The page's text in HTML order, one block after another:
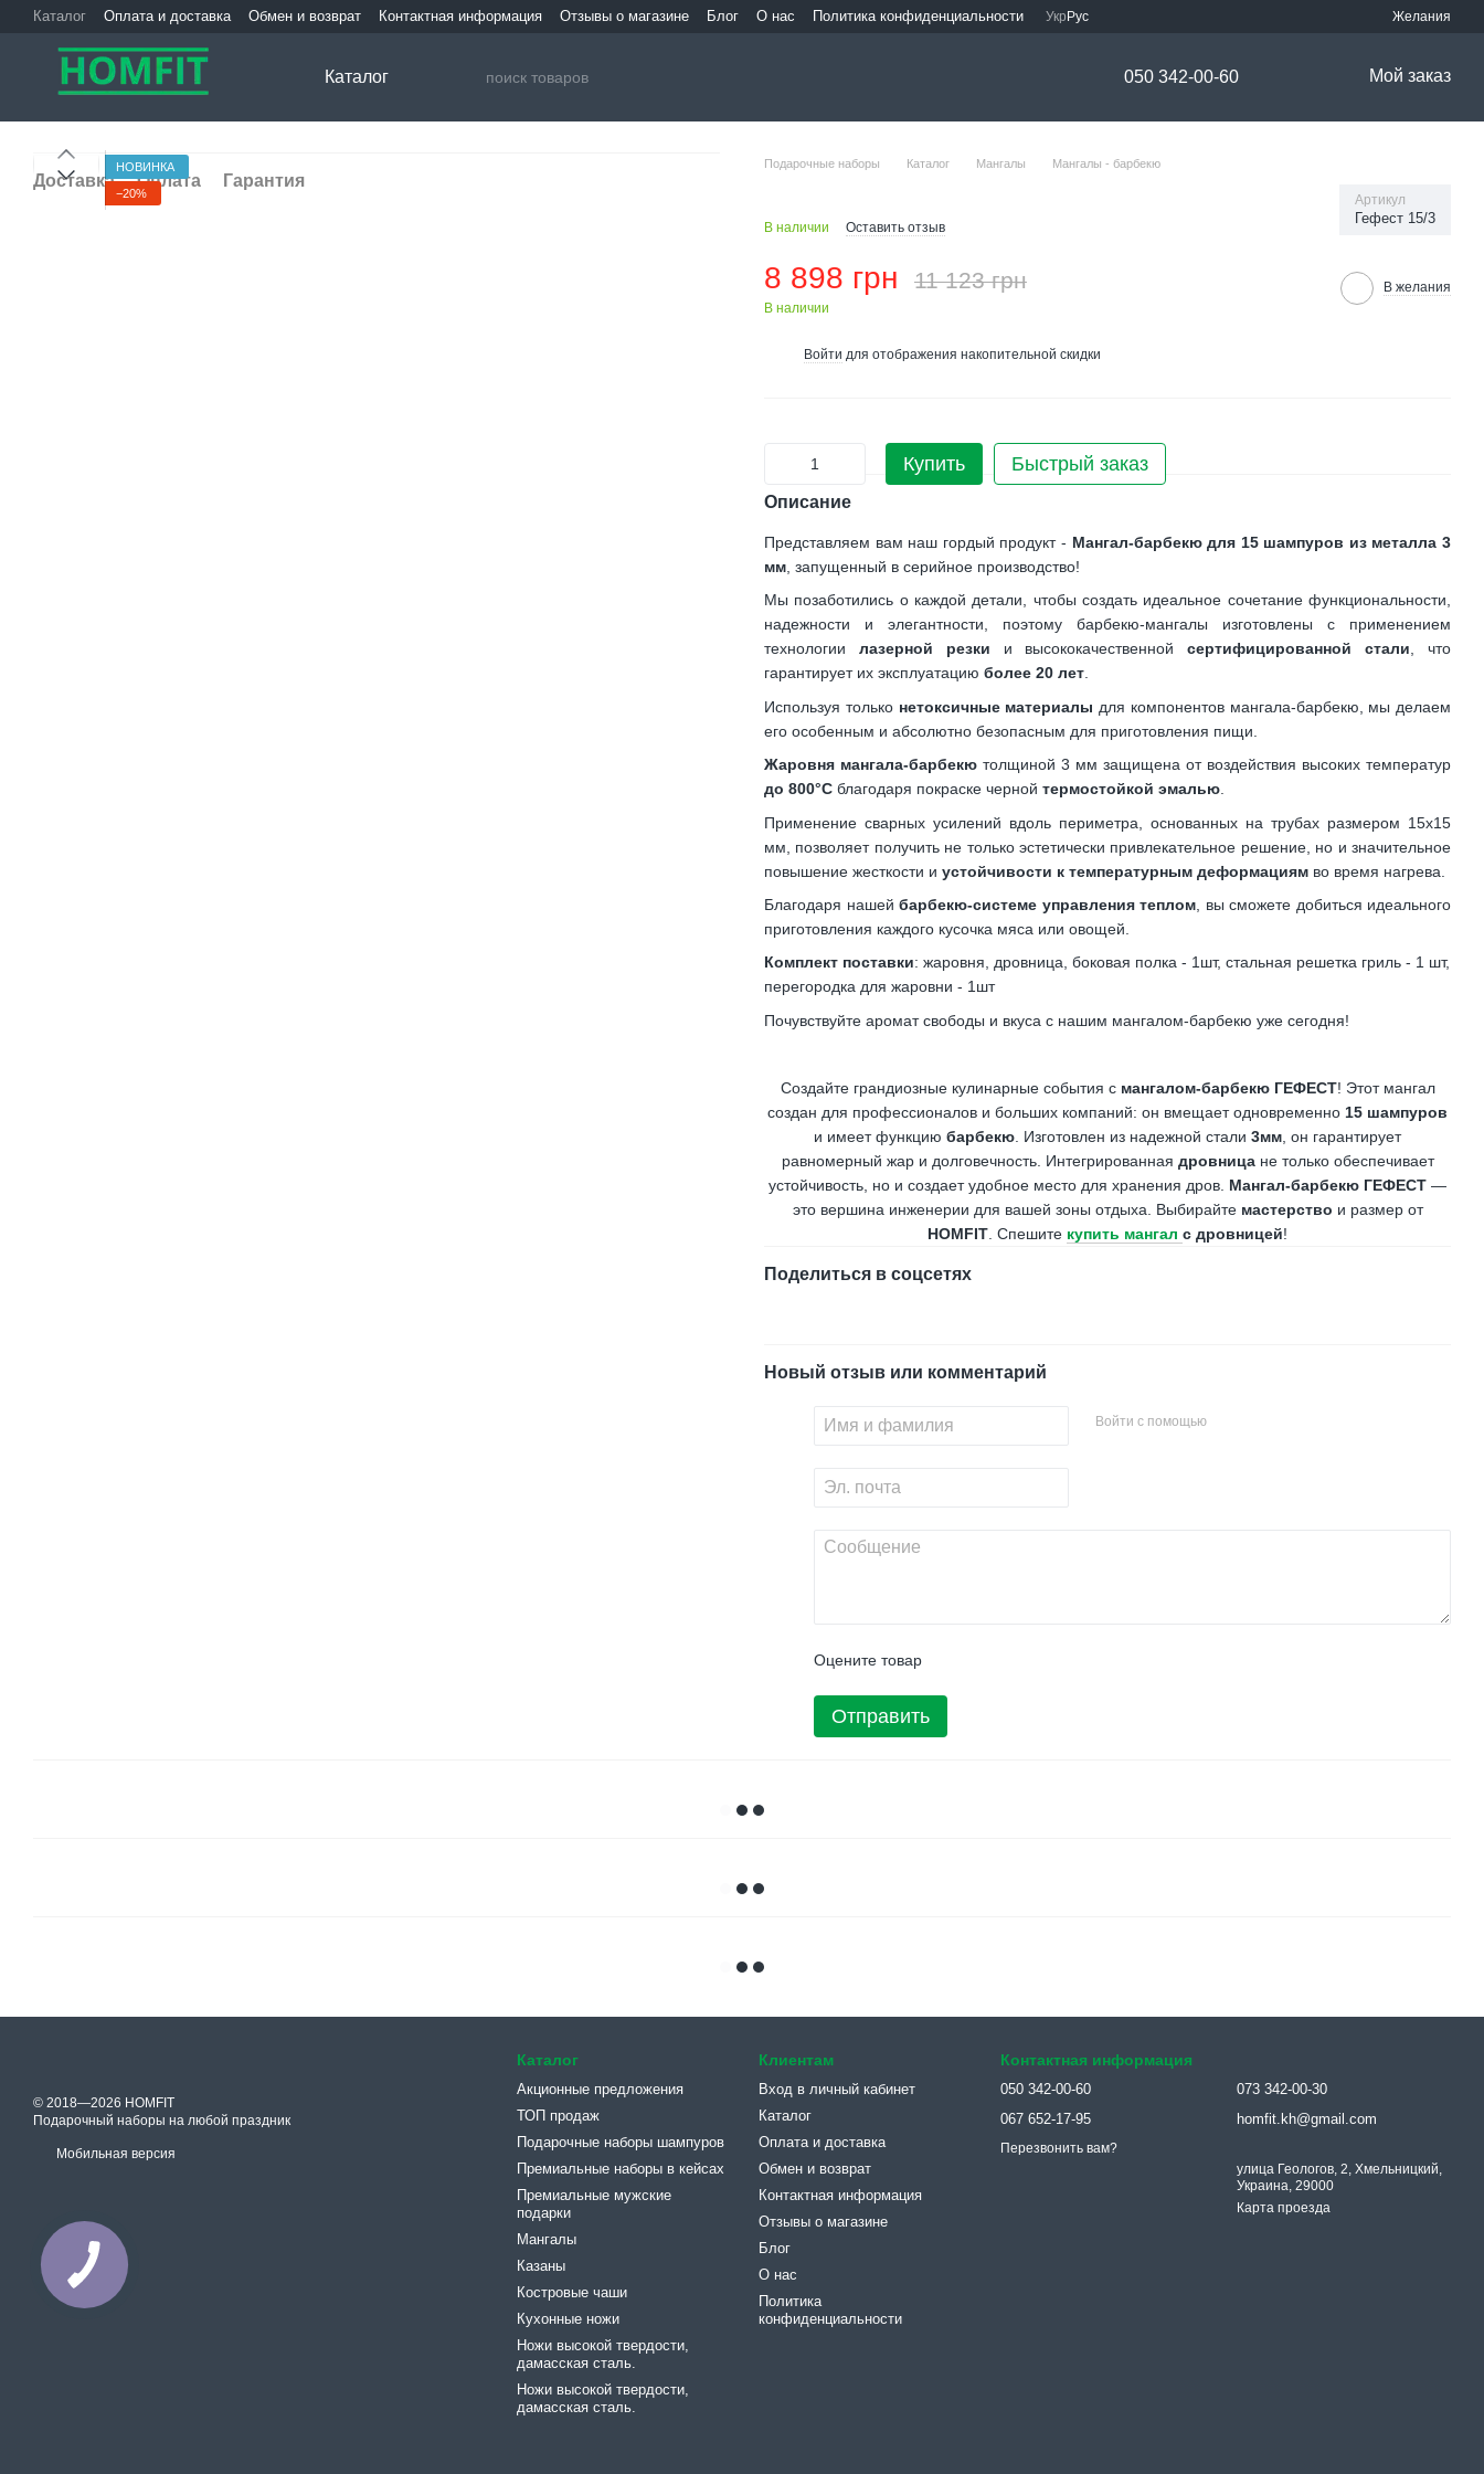
Перейти к основному контенту
Каталог Оплата и доставка Обмен и возврат Контактная информация Отзывы о магазине Блог О нас Политика конфиденциальности Укр Рус Желания
Каталог 050 342-00-60 Мой заказ
НОВИНКА
−20%
Доставка Оплата Гарантия
Подарочные наборы Каталог Мангалы Мангалы - барбекю
Артикул
Гефест 15/3
В наличии Оставить отзыв
8 898 грн 11 123 грн
В наличии
В желания
Войти для отображения накопительной скидки
Купить Быстрый заказ
Описание
Представляем вам наш гордый продукт - Мангал-барбекю для 15 шампуров из металла 3
мм , запущенный в серийное производство!
Мы позаботились о каждой детали, чтобы создать идеальное сочетание функциональности,
надежности и элегантности, поэтому барбекю-мангалы изготовлены с применением
технологии лазерной резки и высококачественнойсертифицированной стали, что
гарантирует их эксплуатацию более 20 лет.
Используя только нетоксичные материалы для компонентов мангала-барбекю, мы делаем
его особенным и абсолютно безопасным для приготовления пищи.
Жаровня мангала-барбекю толщиной 3 мм защищена от воздействия высоких температур
до 800°C благодаря покраске черной термостойкой эмалью
Применение сварных усилений вдоль периметра, основанных на трубах размером 15х15
мм, позволяет получить не только эстетически привлекательное решение, но и значительное
повышение жесткости и устойчивости к температурным деформациям во время нагрева.
Благодаря нашей барбекю-системе управления теплом , вы сможете добиться идеального
приготовления каждого кусочка мяса или овощей.
Комплект поставки: жаровня, дровница, боковая полка - 1шт, стальная решетка гриль - 1 шт,
перегородка для жаровни - 1шт
Почувствуйте аромат свободы и вкуса с нашим мангалом-барбекю уже сегодня!
Создайте грандиозные кулинарные события с мангалом-барбекю ГЕФЕСТ! Этот мангал
создан для профессионалов и больших компаний: он вмещает одновременно 15 шампуров
и имеет функцию барбекю . Изготовлен из надежной стали 3мм , он гарантирует
равномерный жар и долговечность. Интегрированная дровницане только обеспечивает
устойчивость, но и создает удобное место для хранения дров. Мангал-барбекю ГЕФЕСТ —
это вершина инженерии для вашей зоны отдыха. Выбирайте мастерство и размер от
HOMFIT . Спешите купить мангал с дровницей!
Поделиться в соцсетях
Новый отзыв или комментарий
Войти с помощью
Оцените товар
Отправить
© 2018—2026 HOMFIT
Подарочный наборы на любой праздник
Мобильная версия
Каталог
Акционные предложения
ТОП продаж
Подарочные наборы шампуров
Премиальные наборы в кейсах
Премиальные мужские
подарки
Мангалы
Казаны
Костровые чаши
Кухонные ножи
Ножи высокой твердости,
дамасская сталь.
Ножи высокой твердости,
дамасская сталь.
Клиентам
Вход в личный кабинет
Каталог
Оплата и доставка
Обмен и возврат
Контактная информация
Отзывы о магазине
Блог
О нас
Политика
конфиденциальности
Контактная информация
050 342-00-60
067 652-17-95
Перезвонить вам?
073 342-00-30
homfit.kh@gmail.com
улица Геологов, 2, Хмельницкий,
Украина, 29000
Карта проезда